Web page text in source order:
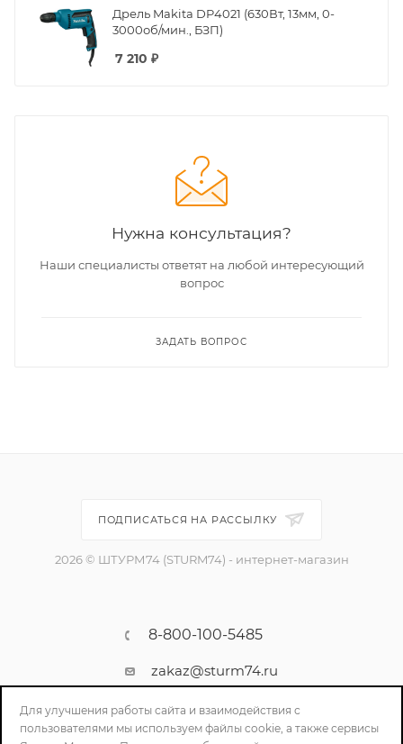
Дрель Makita DP4021 (630Вт, 13мм, 0-
3000об/мин., БЗП)
7 210 ₽
Нужна консультация?
Наши специалисты ответят на любой интересующий
вопрос
ЗАДАТЬ ВОПРОС
ПОДПИСАТЬСЯ НА РАССЫЛКУ
2026 © ШТУРМ74 (STURM74) - интернет-магазин
8-800-100-5485
zakaz@sturm74.ru
г. Челябинск, ул. Стартовая 34/1
Для улучшения работы сайта и взаимодействия с
пользователями мы используем файлы cookie, а также сервисы